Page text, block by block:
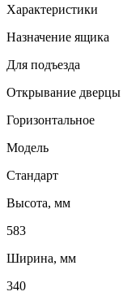
Характеристики
Назначение ящика
Для подъезда
Открывание дверцы
Горизонтальное
Модель
Стандарт
Высота, мм
583
Ширина, мм
340